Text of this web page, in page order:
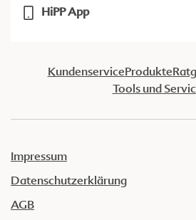
HiPP App
KundenserviceProdukte
Tools und
Impressum
Datenschutzerklärung
AGB